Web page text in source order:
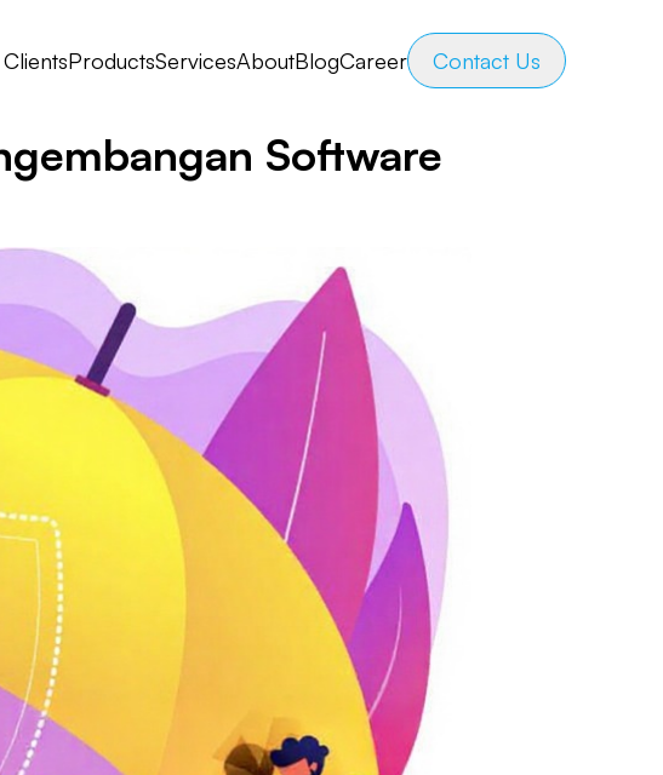
ClientsProductsServicesAboutBlogCareer Contact Us
Software